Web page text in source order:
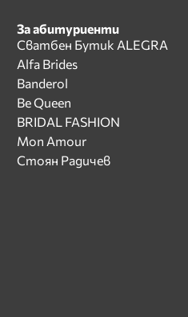
За абитуриенти
Сватбен Бутик ALEGRA
Alfa Brides
Banderol
Be Queen
BRIDAL FASHION
Mon Amour
Стоян Радичев